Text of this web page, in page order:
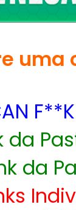
uma
da
da